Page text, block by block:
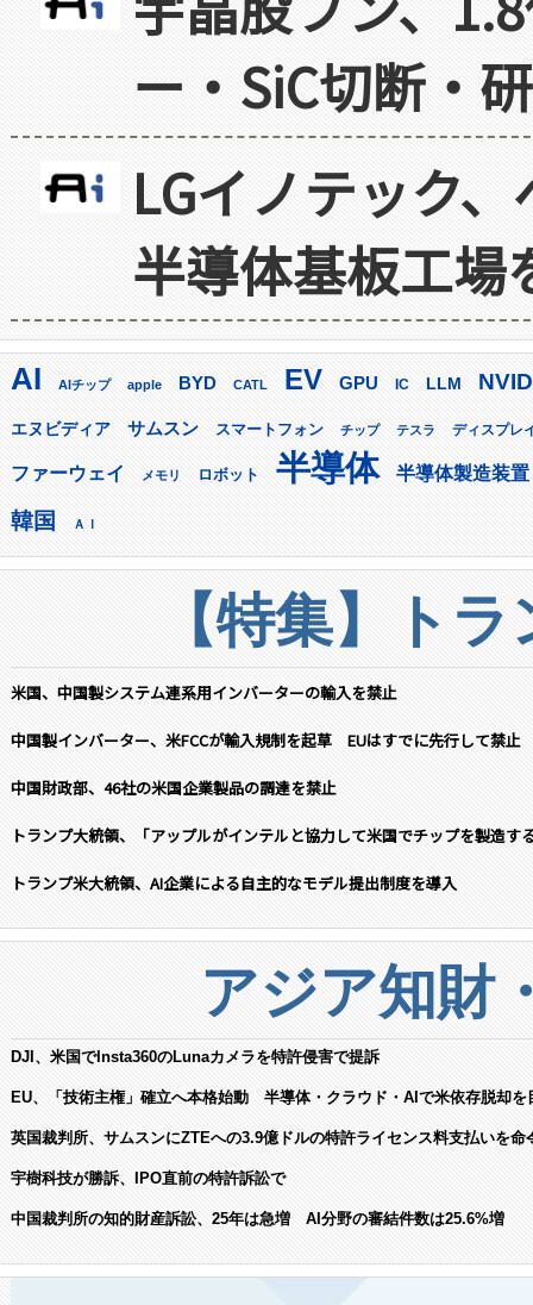
ー・SiC切断・
LGイノテック
半導体基板工場
AI AIチップ apple BYD CATL EV GPU IC LLM
エヌビディア サムスン スマートフォン チップ テスラ ディスプレ
ファーウェイ メモリ ロボット 半導体 半導体製造装置
韓国 ＡＩ
【特集】ト
米国、中国製システム連系用インバーターの輸入を禁止
中国製インバーター、米FCCが輸入規制を起草 EUはすでに先行して禁止
中国財政部、46社の米国企業製品の調達を禁止
トランプ大統領、「アップルがインテルと協力して米国でチップを製造す
トランプ米大統領、AI企業による自主的なモデル提出制度を導入
アジア知財
DJI、米国でInsta360のLunaカメラを特許侵害で提訴
EU、「技術主権」確立へ本格始動 半導体・クラウド・AIで米依存脱却を
英国裁判所、サムスンにZTEへの3.9億ドルの特許ライセンス料支払いを命
宇樹科技が勝訴、IPO直前の特許訴訟で
中国裁判所の知的財産訴訟、25年は急増 AI分野の審結件数は25.6%増